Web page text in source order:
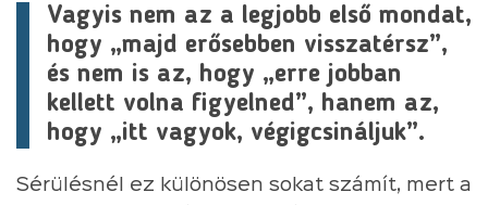
Vagyis nem az a legjobb első mondat,
hogy „majd erősebben visszatérsz”,
és nem is az, hogy „erre jobban
kellett volna figyelned”, hanem az,
hogy „itt vagyok, végigcsináljuk”.
Sérülésnél ez különösen sokat számít, mert a